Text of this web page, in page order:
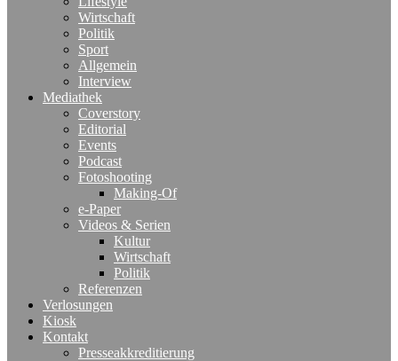
Wirtschaft
Politik
Sport
Allgemein
Interview
Mediathek
Coverstory
Editorial
Events
Podcast
Fotoshooting
Making-Of
e-Paper
Videos & Serien
Kultur
Wirtschaft
Politik
Referenzen
Verlosungen
Kiosk
Kontakt
Presseakkreditierung